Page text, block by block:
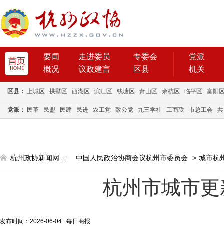
要闻 走进委员
专委会
概况
议政建言 区县
党派
机关
区县： 上城区 拱墅区 西湖区 滨江区 钱塘区 萧山区 余杭区 临平区 富阳
党派： 民革 民盟 民建 民进 农工党 致公党 九三学社 工商联 市总工会
杭州政协新闻网 中国人民政治协商会议杭州市委员会 > 城市杭
杭州市城市
发布时间：2026-06-04 每日商报